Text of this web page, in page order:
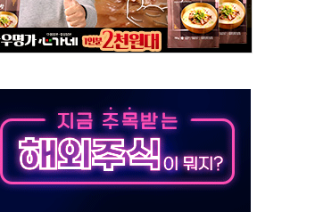
레이드데스크·웬디스↓